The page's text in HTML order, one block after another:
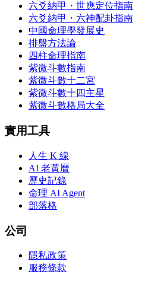
六爻納甲・世應定位指南
六爻納甲・六神配卦指南
中國命理學發展史
排盤方法論
四柱命理指南
紫微斗數指南
紫微斗數十二宮
紫微斗數十四主星
紫微斗數格局大全
實用工具
人生 K 線
AI 老黃曆
歷史記錄
命理 AI Agent
部落格
公司
隱私政策
服務條款